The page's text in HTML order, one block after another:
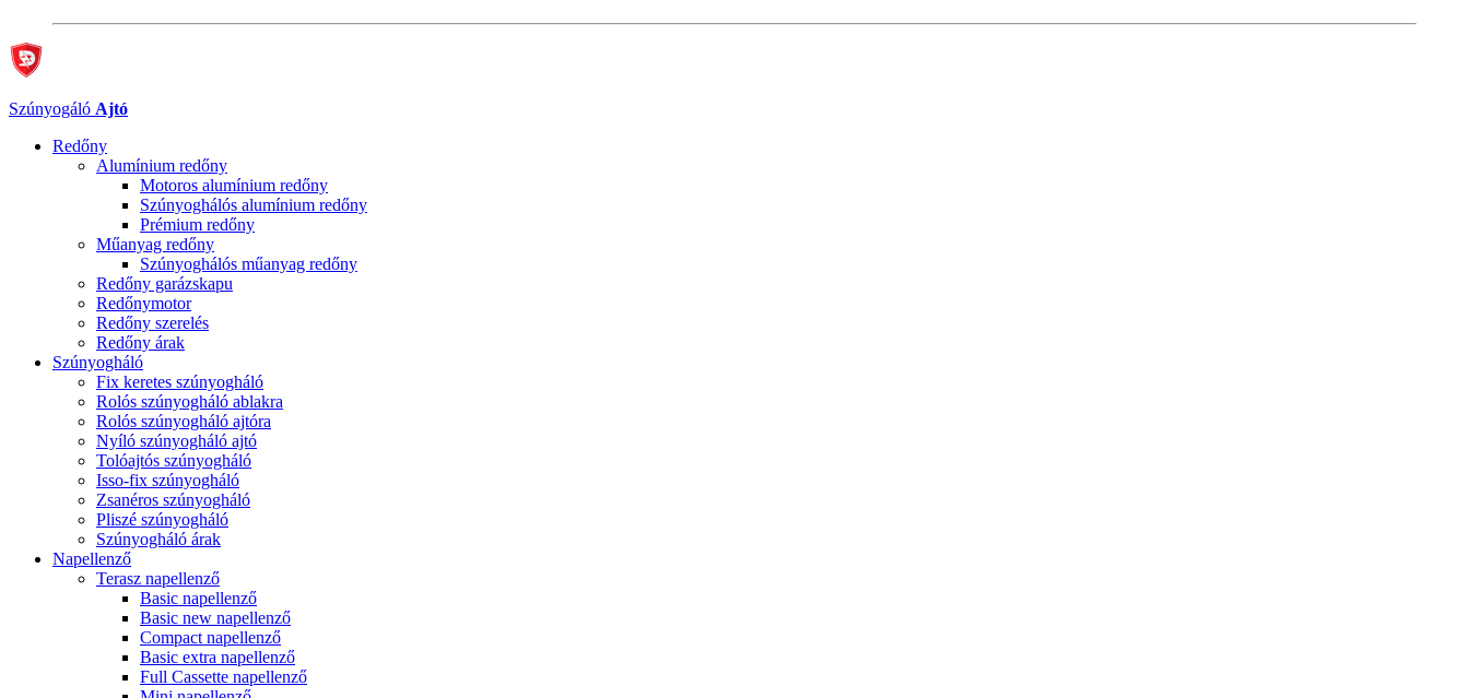
Szúnyogáló Ajtó
Redőny
Alumínium redőny
Motoros alumínium redőny
Szúnyoghálós alumínium redőny
Prémium redőny
Műanyag redőny
Szúnyoghálós műanyag redőny
Redőny garázskapu
Redőnymotor
Redőny szerelés
Redőny árak
Szúnyogháló
Fix keretes szúnyogháló
Rolós szúnyogháló ablakra
Rolós szúnyogháló ajtóra
Nyíló szúnyogháló ajtó
Tolóajtós szúnyogháló
Isso-fix szúnyogháló
Zsanéros szúnyogháló
Pliszé szúnyogháló
Szúnyogháló árak
Napellenző
Terasz napellenző
Basic napellenző
Basic new napellenző
Compact napellenző
Basic extra napellenző
Full Cassette napellenző